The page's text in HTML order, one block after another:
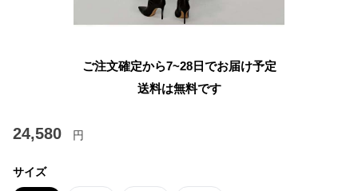
ご注文確定から7~28日でお届け予定
送料は無料です
24,580 円
サイズ